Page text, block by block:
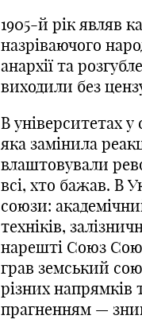
1905-й рік являв
назріваючого
анархії та
виходили без
В університетах у
яка замінила
влаштовували
всі, хто бажав. В
союзи:
техніків,
нарешті Союз
грав земський
різних напрямків
прагненням —